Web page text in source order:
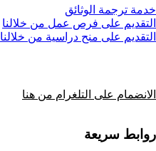
خدمة ترجمة الوثائق
التقديم على فرص عمل من خلالنا
التقديم على منح دراسية من خلالنا
الانضمام على التلغرام من هنا
روابط سريعة